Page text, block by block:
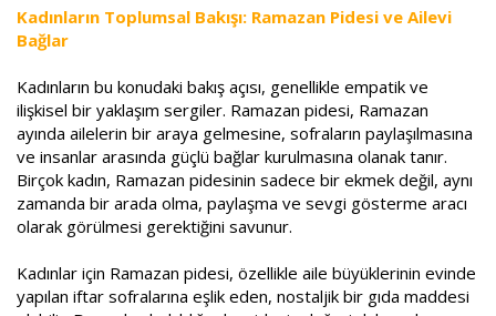
Kadınların Toplumsal Bakışı: Ramazan Pidesi ve Ailevi
Bağlar
Kadınların bu konudaki bakış açısı, genellikle empatik ve
ilişkisel bir yaklaşım sergiler. Ramazan pidesi, Ramazan
ayında ailelerin bir araya gelmesine, sofraların paylaşılmasına
ve insanlar arasında güçlü bağlar kurulmasına olanak tanır.
Birçok kadın, Ramazan pidesinin sadece bir ekmek değil, aynı
zamanda bir arada olma, paylaşma ve sevgi gösterme aracı
olarak görülmesi gerektiğini savunur.
Kadınlar için Ramazan pidesi, özellikle aile büyüklerinin evinde
yapılan iftar sofralarına eşlik eden, nostaljik bir gıda maddesi